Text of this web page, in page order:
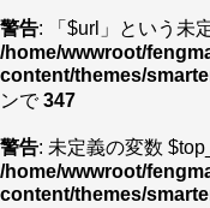
警告: 「$url」という未
/home/wwwroot/
content/themes/
ンで347
警告: 未定義の変数
/home/wwwroot/
content/themes/